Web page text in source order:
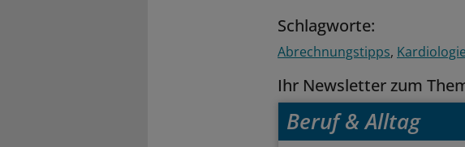
Schlagworte:
Abrechnungstipps Kardiologie
Ihr Newsletter zum
Beruf & Alltag